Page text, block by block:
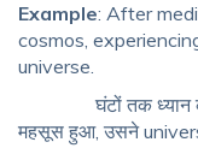
Example: After
cosmos,
universe.
घंटों तक ध्यान करने
महसूस हुआ, उसने